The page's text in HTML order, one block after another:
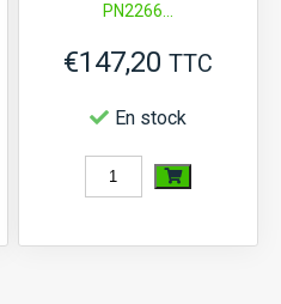
PN2266...
€147,20 TTC
En stock
quantité
Distributeur